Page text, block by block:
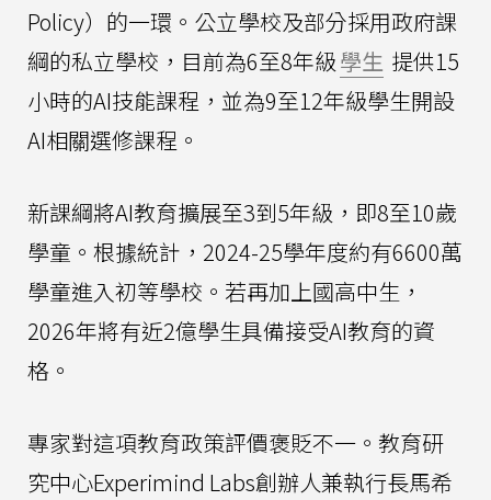
Policy）的一環。公立學校及部分採用政府課
綱的私立學校，目前為6至8年級學生 提供15
小時的AI技能課程，並為9至12年級學生開設
AI相關選修課程。
新課綱將AI教育擴展至3到5年級，即8至10歲
學童。根據統計，2024-25學年度約有6600萬
學童進入初等學校。若再加上國高中生，
2026年將有近2億學生具備接受AI教育的資
格。
專家對這項教育政策評價褒貶不一。教育研
究中心Experimind Labs創辦人兼執行長馬希